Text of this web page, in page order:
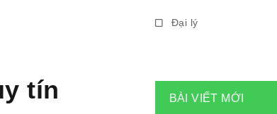
tín
Đại lý
BÀI VIẾT MỚI